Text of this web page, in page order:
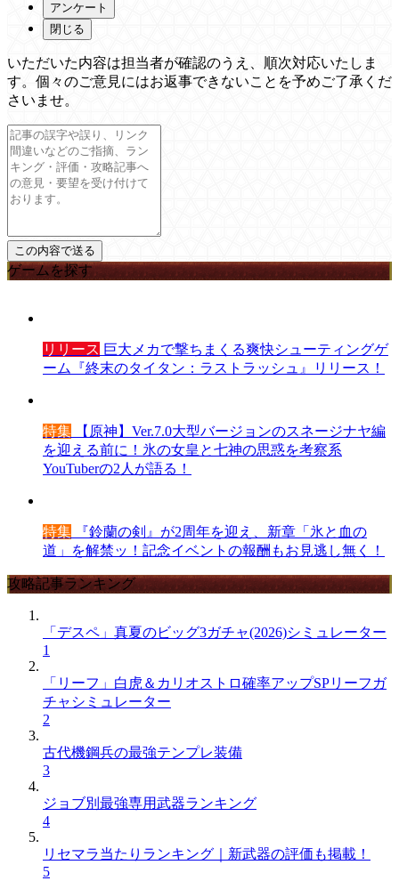
アンケート
閉じる
いただいた内容は担当者が確認のうえ、順次対応いたしま
す。個々のご意見にはお返事できないことを予めご了承くだ
さいませ。
ゲームを探す
リリース 巨大メカで撃ちまくる爽快シューティングゲ
ーム『終末のタイタン：ラストラッシュ』リリース！
特集 【原神】Ver.7.0大型バージョンのスネージナヤ編
を迎える前に！氷の女皇と七神の思惑を考察系
YouTuberの2人が語る！
特集 『鈴蘭の剣』が2周年を迎え、新章「氷と血の
道」を解禁ッ！記念イベントの報酬もお見逃し無く！
攻略記事ランキング
「デスペ」真夏のビッグ3ガチャ(2026)シミュレーター
1
「リーフ」白虎＆カリオストロ確率アップSPリーフガ
チャシミュレーター
2
古代機鋼兵の最強テンプレ装備
3
ジョブ別最強専用武器ランキング
4
リセマラ当たりランキング｜新武器の評価も掲載！
5